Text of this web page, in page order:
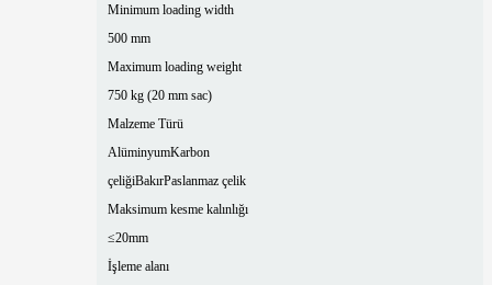
Minimum loading width
500 mm
Maximum loading weight
750 kg (20 mm sac)
Malzeme Türü
AlüminyumKarbon
çeliğiBakırPaslanmaz çelik
Maksimum kesme kalınlığı
≤20mm
İşleme alanı